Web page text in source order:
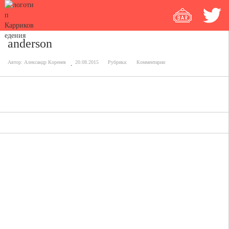
anderson
Автор: Александр Коренев 20.08.2015 Рубрика: Комментарии